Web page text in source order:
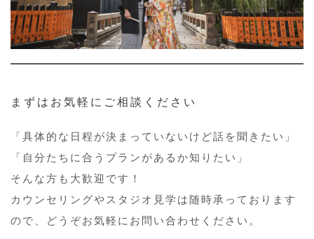
まずはお気軽にご相談ください
「具体的な日程が決まっていないけど話を聞きたい」
「自分たちに合うプランがあるか知りたい」
そんな方も大歓迎です！
カウンセリングやスタジオ見学は随時承っております
ので、どうぞお気軽にお問い合わせください。